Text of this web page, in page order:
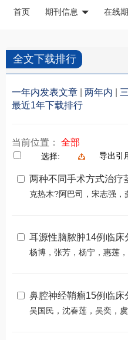
首页 期刊信息 在线
全文下载排行
一年内发表文章 两年内
最近1年下载排行
当前位置： 全部
选择: 导出引
两种不同手术方式治疗
克热木?阿巴司，宋志强，
耳源性脑脓肿14例临床
杨博，张芳，杨宁，惠莲
鼻腔神经鞘瘤15例临床
吴国民，沈春莲，吴奕，